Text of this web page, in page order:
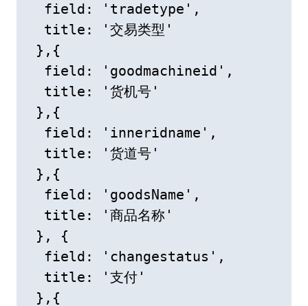
  field: 'tradetype',
  title: '交易类型'
},{
  field: 'goodmachineid',
  title: '货机号'
},{
  field: 'inneridname',
  title: '货道号'
},{
  field: 'goodsName',
  title: '商品名称'
}, {
  field: 'changestatus',
  title: '支付'
},{